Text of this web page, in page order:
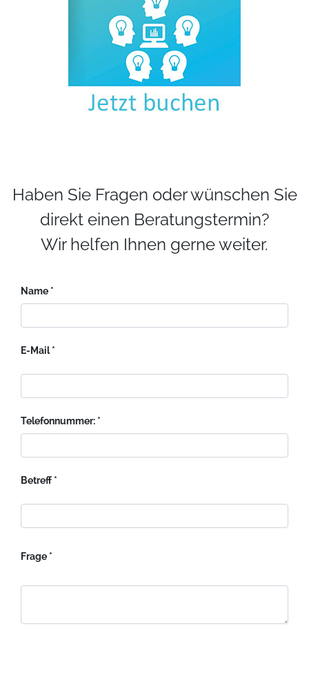
Haben Sie Fragen oder wünschen Sie
direkt einen Beratungstermin?
Wir helfen Ihnen gerne weiter.
Name
E-Mail
Telefonnummer:
Betreff
Frage